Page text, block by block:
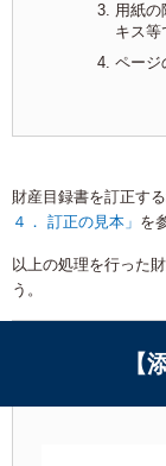
用紙の
キス等
ページ
財産目録書を訂正す
４． 訂正の見本」 を
以上の処理を行った
う。
【